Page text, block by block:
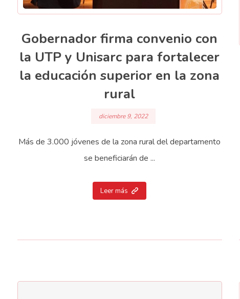
Gobernador firma convenio con
la UTP y Unisarc para fortalecer
la educación superior en la zona
rural
diciembre 9, 2022
Más de 3.000 jóvenes de la zona rural del departamento
se beneficiarán de ...
Leer más